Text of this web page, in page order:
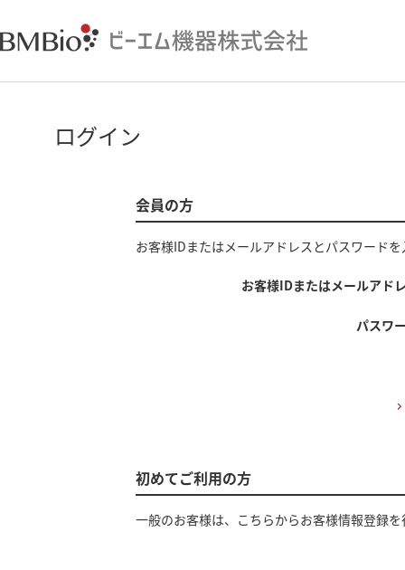
ログイン
会員の方
お客様IDまたはメールアドレス とパスワード
お客様IDまたはメールアド
パスワ
初めてご利用の方
一般のお客様は、こちらからお客様情報登録